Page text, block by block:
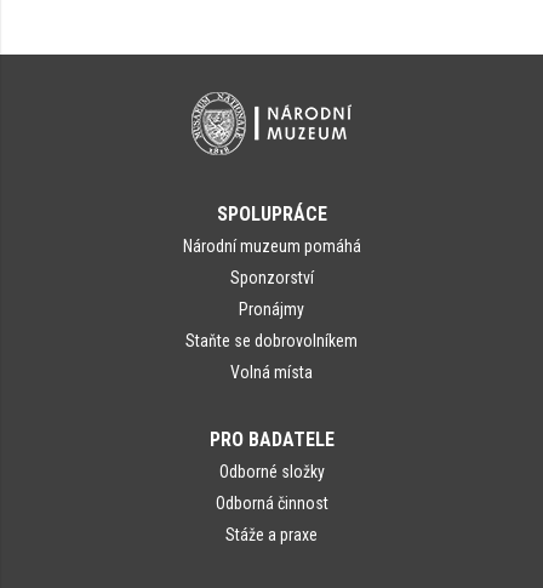
SPOLUPRÁCE
Národní muzeum pomáhá
Sponzorství
Pronájmy
Staňte se dobrovolníkem
Volná místa
PRO BADATELE
Odborné složky
Odborná činnost
Stáže a praxe